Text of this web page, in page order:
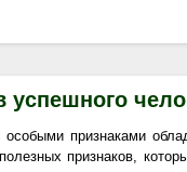
успешного
особыми признаками
признаков,